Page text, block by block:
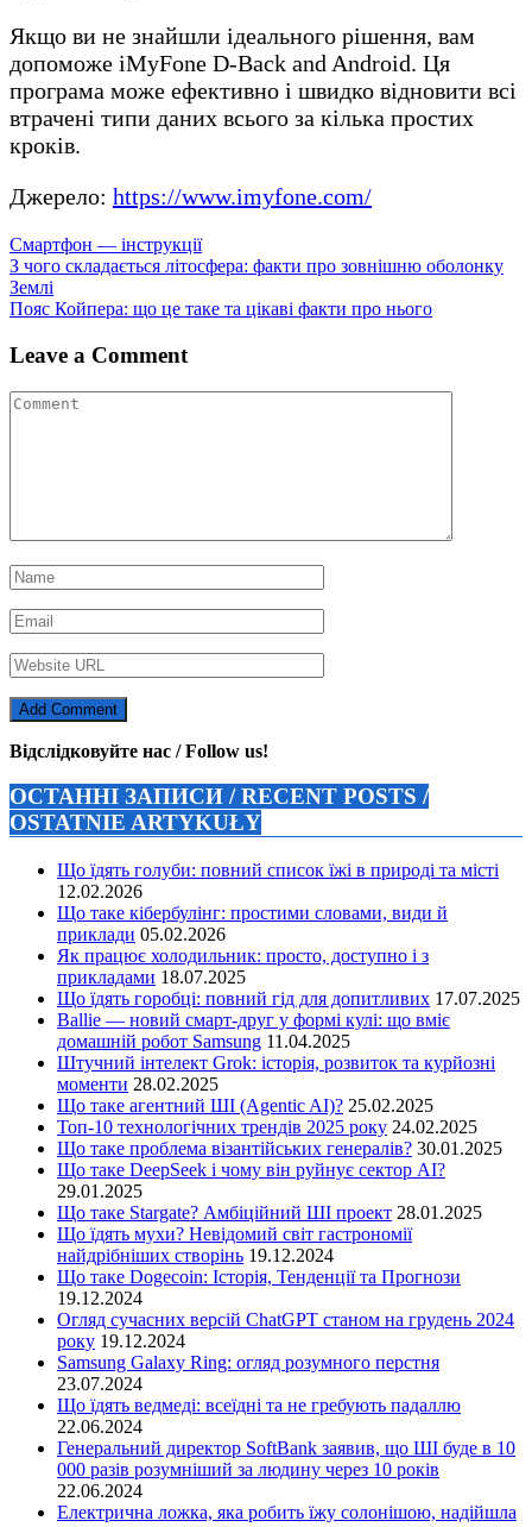
Якщо ви не знайшли ідеального рішення, вам
допоможе iMyFone D-Back and Android. Ця
програма може ефективно і швидко відновити всі
втрачені типи даних всього за кілька простих
кроків.
Джерело: https://www.imyfone.com/
Смартфон — інструкції
Навігація
записів
З чого складається літосфера: факти про зовнішню оболонку
Землі
Пояс Койпера: що це таке та цікаві факти про нього
Leave a Comment
Відслідковуйте нас / Follow us!
ОСТАННІ ЗАПИСИ / RECENT POSTS /
OSTATNIE ARTYKUŁY
Що їдять голуби: повний список їжі в природі та місті
12.02.2026
Що таке кібербулінг: простими словами, види й
приклади 05.02.2026
Як працює холодильник: просто, доступно і з
прикладами 18.07.2025
Що їдять горобці: повний гід для допитливих 17.07.2025
Ballie — новий смарт-друг у формі кулі: що вміє
домашній робот Samsung 11.04.2025
Штучний інтелект Grok: історія, розвиток та курйозні
моменти 28.02.2025
Що таке агентний ШІ (Agentic AI)? 25.02.2025
Топ-10 технологічних трендів 2025 року 24.02.2025
Що таке проблема візантійських генералів? 30.01.2025
Що таке DeepSeek і чому він руйнує сектор АІ?
29.01.2025
Що таке Stargate? Амбіційний ШІ проект 28.01.2025
Що їдять мухи? Невідомий світ гастрономії
найдрібніших створінь 19.12.2024
Що таке Dogecoin: Історія, Тенденції та Прогнози
19.12.2024
Огляд сучасних версій ChatGPT станом на грудень 2024
року 19.12.2024
Samsung Galaxy Ring: огляд розумного перстня
23.07.2024
Що їдять ведмеді: всеїдні та не гребують падаллю
22.06.2024
Генеральний директор SoftBank заявив, що ШІ буде в 10
000 разів розумніший за людину через 10 років
22.06.2024
Електрична ложка, яка робить їжу солонішою, надійшла